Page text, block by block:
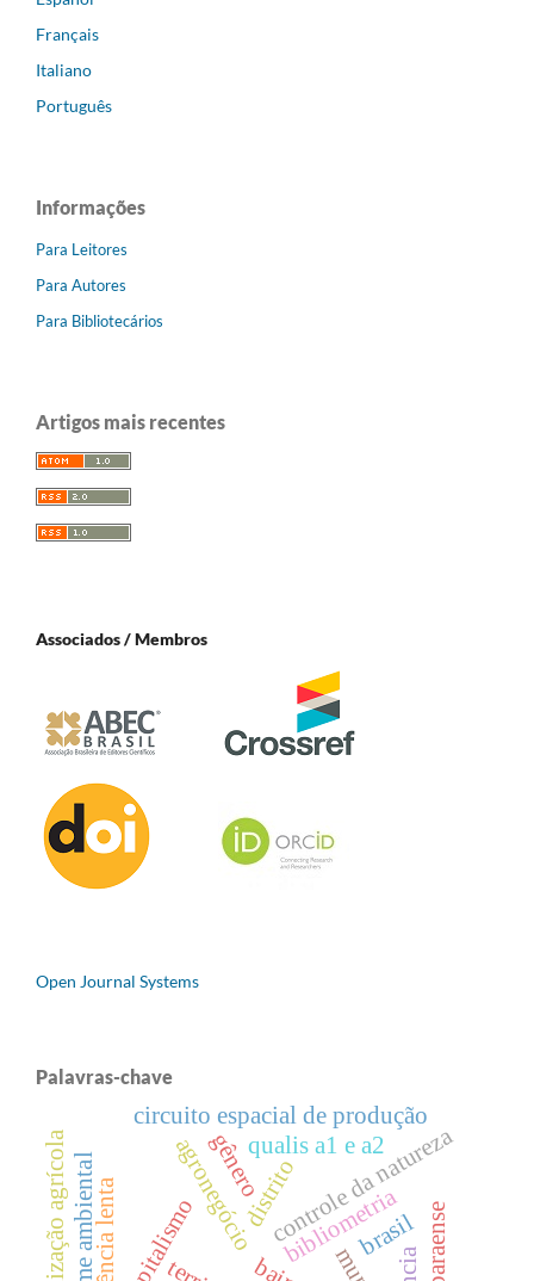
Français
Italiano
Português
Informações
Para Leitores
Para Autores
Para Bibliotecários
Artigos mais recentes
Associados / Membros
Open Journal Systems
Palavras-chave
distrito
agronegóciocontrole da natureza
capitalismo
violência lenta
crime ambiental gênero
circuito espacial de produção
bibliometria
qualis a1 e a2
brasil